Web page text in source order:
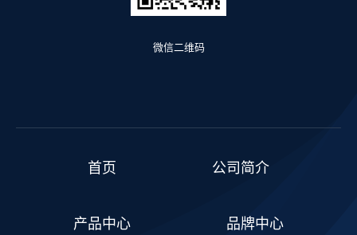
微信二维码
首页 公司简介
产品中心 品牌中心